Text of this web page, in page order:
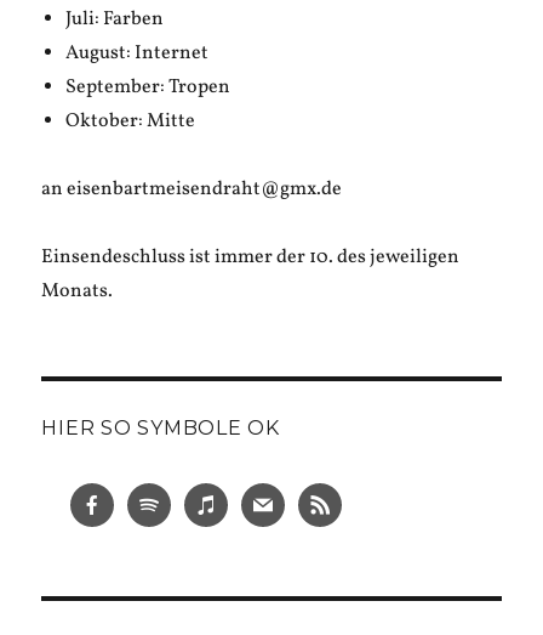
Juli: Farben
August: Internet
September: Tropen
Oktober: Mitte
an eisenbartmeisendraht@gmx.de
Einsendeschluss ist immer der 10. des jeweiligen
Monats.
HIER SO SYMBOLE OK